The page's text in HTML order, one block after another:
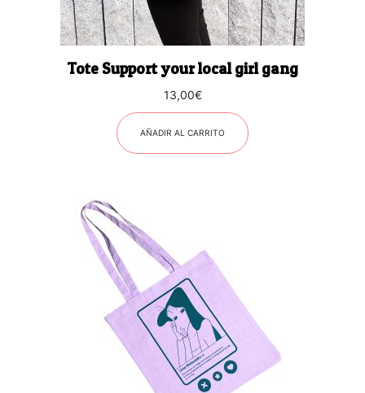
Tote Support your local girl gang
13,00€
AÑADIR AL CARRITO